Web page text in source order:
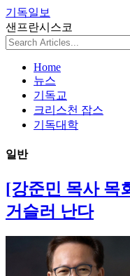
기독일보
샌프란시스코
Home
뉴스
기독교
크리스천 잡스
기독대학
일반
[강준민 목사 목
거슬러 난다